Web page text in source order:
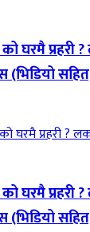
घरमै प्रहरी
घरमै प्रहरी